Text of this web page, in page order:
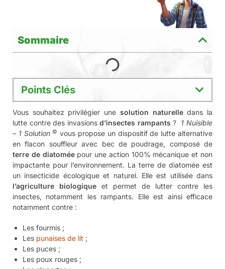
Sommaire
Points Clés
Solution naturelle et écologique : La terre de
diatomée est un insecticide 100% biologique, utilisé
en agriculture biologique, qui agit mécaniquement
contre les insectes rampants tels que les punaises
de lit, les puces, et les fourmis.
Action mécanique efficace : Agit par abrasion de la
cuticule et des voies digestives des insectes,
entraînant leur déshydratation interne et leur mort à
partir du 3ème jour, sans risque de développer une
résistance.
souffleur avec bec de saupoudrage, idéal pour une
application ciblée dans les fentes, fissures et autres
refuges des insectes, ainsi que sur les lieux de
passages comme les bas de portes et les plinthes.